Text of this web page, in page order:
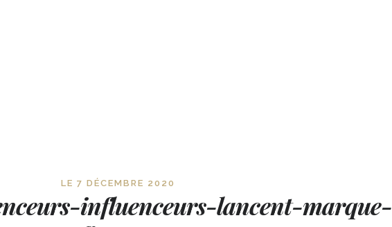
LE 7 DÉCEMBRE 2020
influenceurs-lancent-marque-